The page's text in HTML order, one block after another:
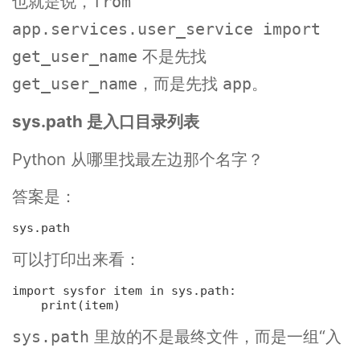
app.services.user_service import
get_user_name 不是先找
get_user_name ，而是先找 app。
sys.path 是入口目录列表
Python 从哪里找最左边那个名字？
答案是：
sys. path
可以打印出来看：
import sysfor item in sys.path:
print(item)
sys.path 里放的不是最终文件，而是一组“入